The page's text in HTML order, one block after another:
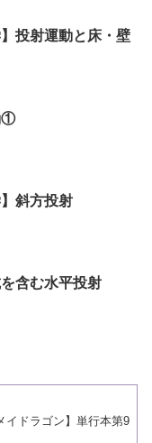
投射運動と床・壁
①
斜方投射
含む水平投射
イドラゴン】単行本第9